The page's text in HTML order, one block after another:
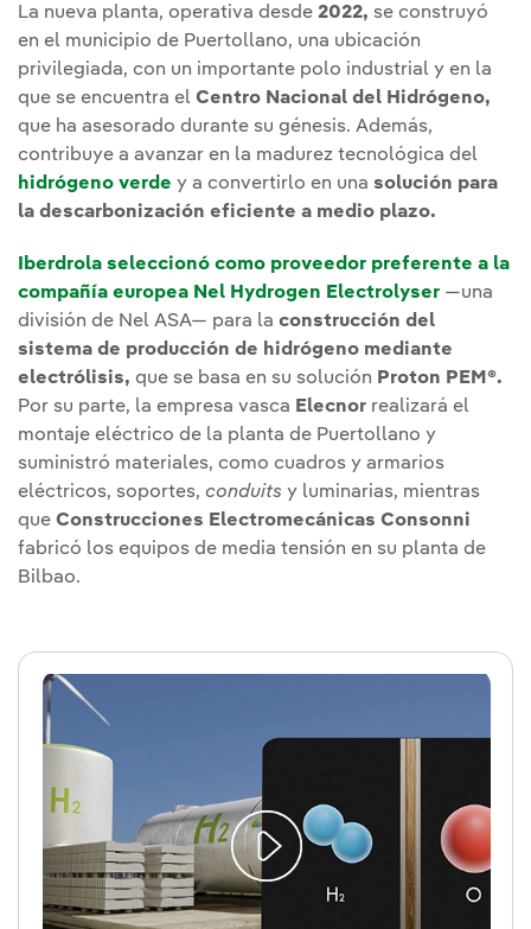
La nueva planta, operativa desde 2022, se construyó
en el municipio de Puertollano, una ubicación
privilegiada, con un importante polo industrial y en la
que se encuentra el Centro Nacional del Hidrógeno,
que ha asesorado durante su génesis. Además,
contribuye a avanzar en la madurez tecnológica del
hidrógeno verde y a convertirlo en una solución para
la descarbonización eficiente a medio plazo.
Iberdrola seleccionó como proveedor preferente a la
compañía europea Nel Hydrogen Electrolyser —una
división de Nel ASA— para la construcción del
sistema de producción de hidrógeno mediante
electrólisis, que se basa en su solución Proton PEM®.
Por su parte, la empresa vasca Elecnor realizará el
montaje eléctrico de la planta de Puertollano y
suministró materiales, como cuadros y armarios
eléctricos, soportes, conduits y luminarias, mientras
que Construcciones Electromecánicas Consonni
fabricó los equipos de media tensión en su planta de
Bilbao.